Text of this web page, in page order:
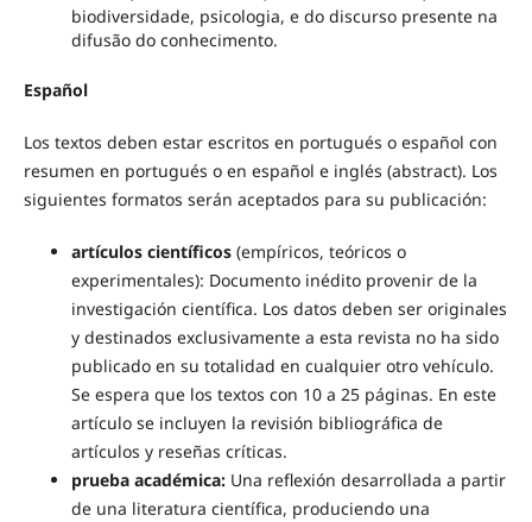
biodiversidade, psicologia, e do discurso presente na
difusão do conhecimento.
Español
Los textos deben estar escritos en portugués o español con
resumen en portugués o en español e inglés (abstract). Los
siguientes formatos serán aceptados para su publicación:
artículos científicos(empíricos, teóricos o
experimentales): Documento inédito provenir de la
investigación científica. Los datos deben ser originales
y destinados exclusivamente a esta revista no ha sido
publicado en su totalidad en cualquier otro vehículo.
Se espera que los textos con 10 a 25 páginas. En este
artículo se incluyen la revisión bibliográfica de
artículos y reseñas críticas.
prueba académica: Una reflexión desarrollada a partir
de una literatura científica, produciendo una